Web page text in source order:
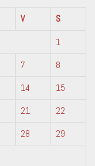
V
S
1
7
8
14
15
21
22
28
29